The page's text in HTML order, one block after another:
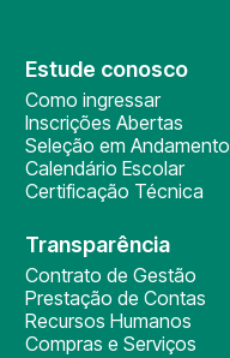
Estude conosco
Como ingressar
Inscrições Abertas
Seleção em Andamento
Calendário Escolar
Certificação Técnica
Transparência
Contrato de Gestão
Prestação de Contas
Recursos Humanos
Compras e Serviços